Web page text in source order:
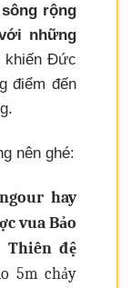
rộng
những
khiến Đức
điểm đến
nên ghé:
hay
vua Bảo
Thiên đệ
5m chảy